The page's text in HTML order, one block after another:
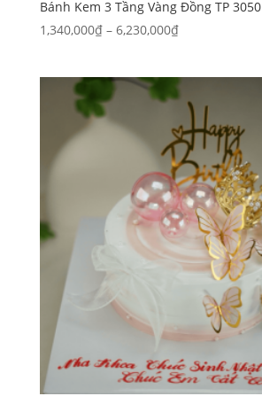
Bánh Kem 3 Tầng Vàng Đồng TP 3050
1,340,000₫ – 6,230,000₫Khoảng
1,340,000₫
đến
6,230,000₫